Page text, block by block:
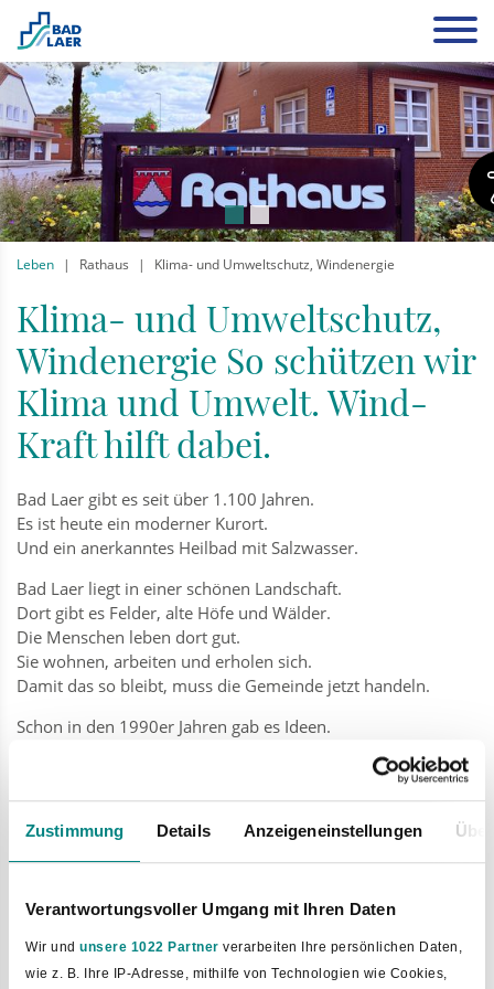
Zustimmung Details Anzeigeneinstellungen
Verantwortungsvoller Umgang mit Ihren Daten
Wir und unsere 1022 Partner verarbeiten Ihre persönlichen Daten,
wie z. B. Ihre IP-Adresse, mithilfe von Technologien wie Cookies,
Leben Rathaus Klima- und Umweltschutz, Windenergie
Klima- und Umweltschutz,
Windenergie So schützen wir
Klima und Umwelt. Wind-
Kraft hilft dabei.
Bad Laer gibt es seit über 1.100 Jahren.
Es ist heute ein moderner Kurort.
Und ein anerkanntes Heilbad mit Salzwasser.
Bad Laer liegt in einer schönen Landschaft.
Dort gibt es Felder, alte Höfe und Wälder.
Die Menschen leben dort gut.
Sie wohnen, arbeiten und erholen sich.
Damit das so bleibt, muss die Gemeinde jetzt handeln.
Schon in den 1990er Jahren gab es Ideen.
Bad Laer soll ein schöner Ort zum Wohnen bleiben.
Auch für Urlaub und Arbeit.
Ein wichtiger Punkt ist der Klimaschutz.
Bis zum Jahr 2050 soll das Ziel erreicht sein.
Dafür arbeiten alle zusammen: Bürger, Vereine und